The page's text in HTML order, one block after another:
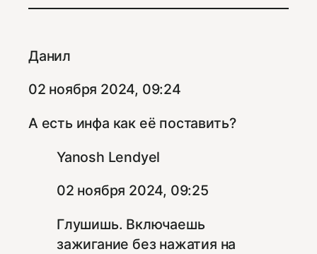
Данил
02 ноября 2024, 09:24
А есть инфа как её поставить?
Yanosh Lendyel
02 ноября 2024, 09:25
Глушишь. Включаешь
зажигание без нажатия на